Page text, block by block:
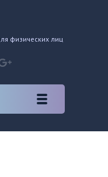
физических лиц